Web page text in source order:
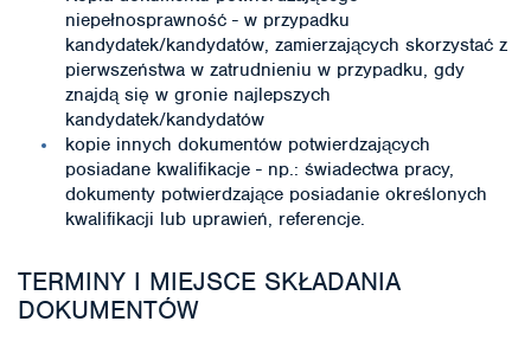
niepełnosprawność - w przypadku
kandydatek/kandydatów, zamierzających skorzystać z
pierwszeństwa w zatrudnieniu w przypadku, gdy
znajdą się w gronie najlepszych
kandydatek/kandydatów
kopie innych dokumentów potwierdzających
posiadane kwalifikacje - np.: świadectwa pracy,
dokumenty potwierdzające posiadanie określonych
kwalifikacji lub uprawień, referencje.
TERMINY I MIEJSCE SKŁADANIA
DOKUMENTÓW